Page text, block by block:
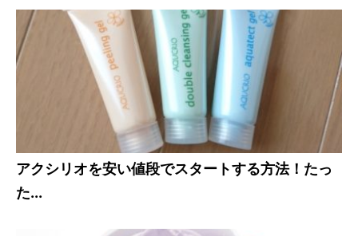
アクシリオを安い値段でスタートする方法！たっ
た...